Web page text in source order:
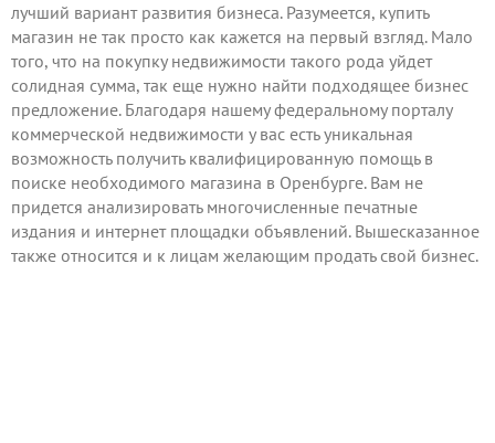
лучший вариант развития бизнеса. Разумеется, купить
магазин не так просто как кажется на первый взгляд. Мало
того, что на покупку недвижимости такого рода уйдет
солидная сумма, так еще нужно найти подходящее бизнес
предложение. Благодаря нашему федеральному порталу
коммерческой недвижимости у вас есть уникальная
возможность получить квалифицированную помощь в
поиске необходимого магазина в Оренбурге. Вам не
придется анализировать многочисленные печатные
издания и интернет площадки объявлений. Вышесказанное
также относится и к лицам желающим продатьсвой бизнес.